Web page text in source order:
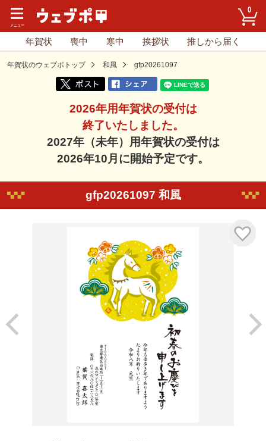
0
年賀状 喪中 寒中 挨拶状 推しから届く
年賀状のウェブポトップ 和風 gfp20261097
2026年用年賀状の受付は
終了いたしました。
2027年（未年）用年賀状の受付は
2026年10月に開始予定です。
gfp20261097 和風